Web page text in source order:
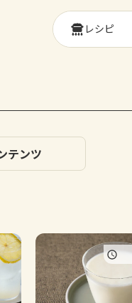
レシピ
テンツ